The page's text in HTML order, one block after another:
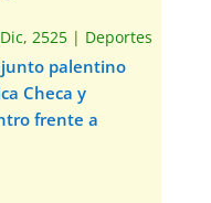
2525| Deportes
palentino
Checa y
frente a